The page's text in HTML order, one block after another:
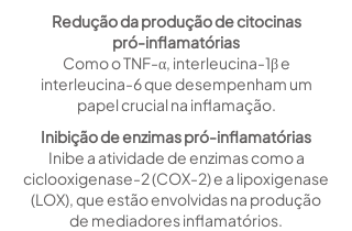
Redução da produção de citocinas
pró-inflamatórias
Como o TNF-α, interleucina-1β e
interleucina-6 que desempenham um
papel crucial na inflamação.
Inibição de enzimas pró-inflamatórias
Inibe a atividade de enzimas como a
ciclooxigenase-2 (COX-2) e a lipoxigenase
(LOX), que estão envolvidas na produção
de mediadores inflamatórios.